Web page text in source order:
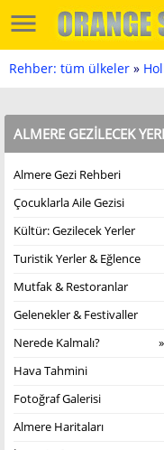
Rehber: tüm ülkeler »
ALMERE GEZILECEK
Almere Gezi Rehberi
Çocuklarla Aile Gezisi
Kültür: Gezilecek Yerler
Turistik Yerler & Eğlence
Mutfak & Restoranlar
Gelenekler & Festivaller
Nerede Kalmalı?
Hava Tahmini
Fotoğraf Galerisi
Almere Haritaları